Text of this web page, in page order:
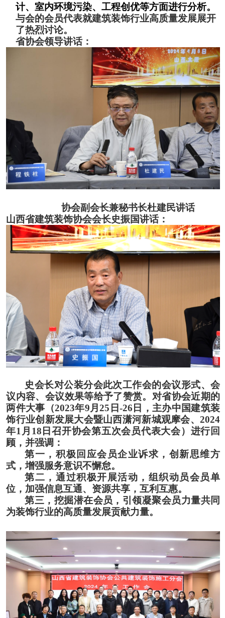
计、室内环境污染、工程创优等方面进行分析。
与会的会员代表就建筑装饰行业高质量发展展开
了热烈讨论。
省协会领导讲话：
协会副会长兼秘书长杜建民讲话
山西省建筑装饰协会会长史振国讲话：
史会长对公装分会此次工作会的会议形式、会
议内容、会议效果等给予了赞赏。对省协会近期的
两件大事（2023年9月25日-26日， 主办中国建筑装
饰行业创新发展大会暨山西潇河新城观摩会、2024
年1月18日召开协会第五次会员代表大会）进行回
顾，并强调：
第一，积极回应会员企业诉求，创新思维方
式，增强服务意识不懈怠。
第二，通过积极开展活动， 组织动员会员单
位，加强信息互通、资源共享，互利互惠。
第三，挖掘潜在会员， 引领凝聚会员力量共同
为装饰行业的高质量发展贡献力量。